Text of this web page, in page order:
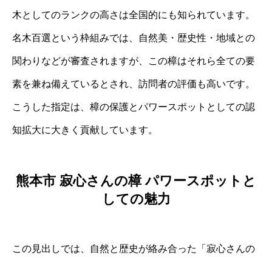
木としてのランクの高さは全国的にも知られています。
名木百選という枠組みでは、自然美・歴史性・地域との
関わりなどが審査されますが、この樟はそれら全ての要
素を兼ね備えているとされ、訪問者の評価も高いです。
こうした指定は、樟の保護とパワースポットとしての認
知拡大に大きく貢献しています。
熊本市 寂心さんの樟 パワースポットと
しての魅力
この見出しでは、自然と歴史が絡み合った「寂心さんの